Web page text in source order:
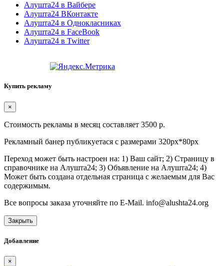
Алушта24 в Вайбере
Алушта24 ВКонтакте
Алушта24 в Однокласниках
Алушта24 в FaceBook
Алушта24 в Twitter
Купить рекламу
×
Стоимость рекламы в месяц составляет 3500 р.
Рекламный банер публикуетася с размерами 320px*80px
Переход может быть настроен на: 1) Ваш сайт; 2) Страницу в
справочнике на Алушта24; 3) Объявление на Алушта24; 4)
Может быть создана отдельная страница с желаемым для Вас
содержимым.
Все вопросы заказа уточняйте по E-Mail. info@alushta24.org
Закрыть
Добавление
×